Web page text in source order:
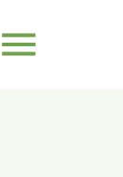
menu